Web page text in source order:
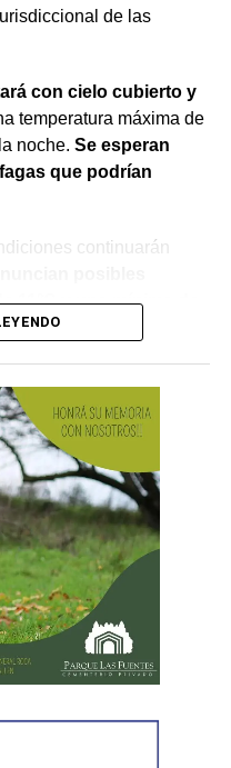
preservado para la
que realizó
elementos
para determinar su
turno, ambos hombres
de las
con cielo cubierto y
temperatura máxima de
noche. Se esperan
que podrían
continuarán
11°C y una mínima de
h, con ráfagas de
una mejora en las
El cielo estará
el día y despejado por la
una máxima de 7°C
con cielo
y 1°C.
indica cielo
día y mayormente
máxima de 11°C y una